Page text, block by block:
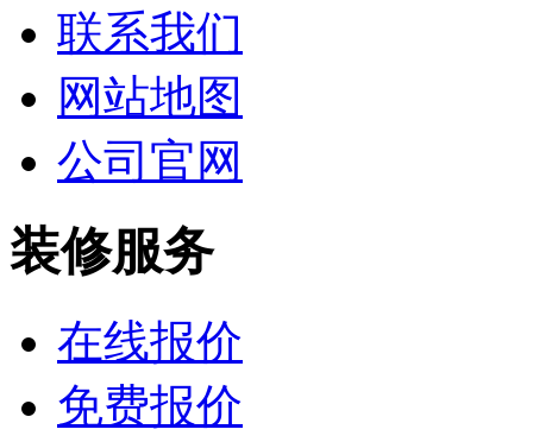
联系我们
网站地图
公司官网
装修服务
在线报价
免费报价